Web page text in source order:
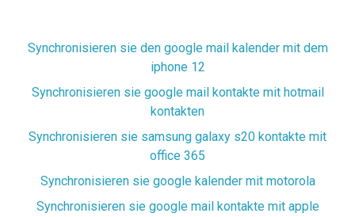
Synchronisieren sie den google mail kalender mit dem
iphone 12
Synchronisieren sie google mail kontakte mit hotmail
kontakten
Synchronisieren sie samsung galaxy s20 kontakte mit
office 365
Synchronisieren sie google kalender mit motorola
Synchronisieren sie google mail kontakte mit apple